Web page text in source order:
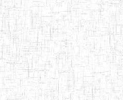
28/08/2009 ENIEG Privé
03/06/2014 ENIEG Privé
26/05/2014 ENIEG Privé